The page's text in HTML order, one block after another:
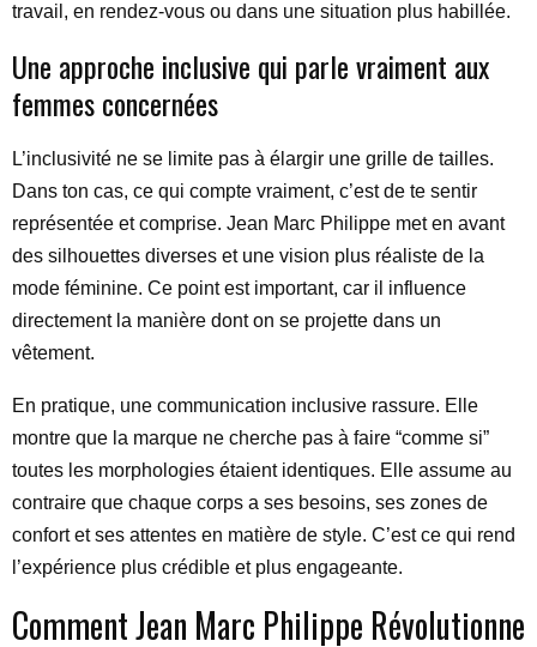
travail, en rendez-vous ou dans une situation plus habillée.
Une approche inclusive qui parle vraiment aux
femmes concernées
L’inclusivité ne se limite pas à élargir une grille de tailles.
Dans ton cas, ce qui compte vraiment, c’est de te sentir
représentée et comprise. Jean Marc Philippe met en avant
des silhouettes diverses et une vision plus réaliste de la
mode féminine. Ce point est important, car il influence
directement la manière dont on se projette dans un
vêtement.
En pratique, une communication inclusive rassure. Elle
montre que la marque ne cherche pas à faire “comme si”
toutes les morphologies étaient identiques. Elle assume au
contraire que chaque corps a ses besoins, ses zones de
confort et ses attentes en matière de style. C’est ce qui rend
l’expérience plus crédible et plus engageante.
Comment Jean Marc Philippe Révolutionne